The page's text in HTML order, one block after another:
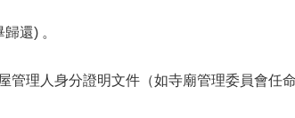
還) 。
理人身分證明文件（如寺廟管理委員會任